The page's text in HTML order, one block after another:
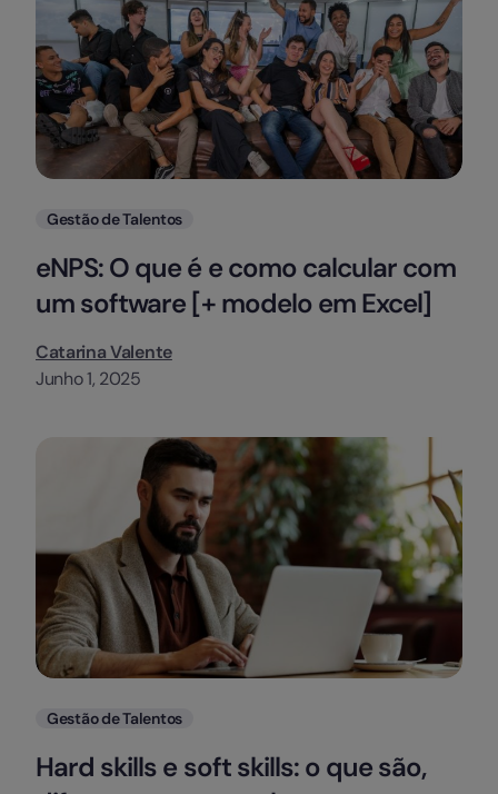
Categorias
Gestão de Talentos
eNPS: O que é e como calcular com
um software [+ modelo em Excel]
Catarina Valente
Junho 1, 2025
Categorias
Gestão de Talentos
Hard skills e soft skills: o que são,